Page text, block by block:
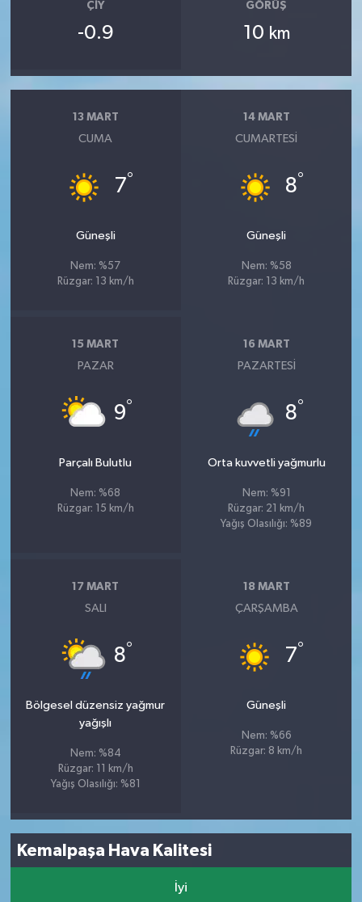
ÇIY
-0.9
GÖRÜŞ
10 km
13 MART
CUMA
7°
Güneşli
Nem: %57
Rüzgar: 13 km/h
14 MART
CUMARTESI
8°
Güneşli
Nem: %58
Rüzgar: 13 km/h
15 MART
PAZAR
9°
Parçalı Bulutlu
Nem: %68
Rüzgar: 15 km/h
16 MART
PAZARTESI
8°
Orta kuvvetli yağmurlu
Nem: %91
Rüzgar: 21 km/h
Yağış Olasılığı: %89
17 MART
SALI
8°
Bölgesel düzensiz yağmur
yağışlı
Nem: %84
Rüzgar: 11 km/h
Yağış Olasılığı: %81
18 MART
ÇARŞAMBA
7°
Güneşli
Nem: %66
Rüzgar: 8 km/h
Kemalpaşa Hava Kalitesi
İyi